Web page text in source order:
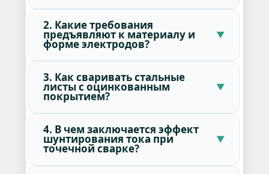
2. Какие требования
предъявляют к материалу и
форме электродов?
3. Как сваривать стальные
листы с оцинкованным
покрытием?
4. В чем заключается эффект
шунтирования тока при
точечной сварке?